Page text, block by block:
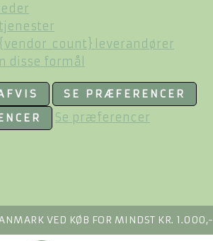
leverandører
disse formål
SE PRÆFERENCER
Se præferencer
VED KØB FOR MINDST KR. 1.000,-